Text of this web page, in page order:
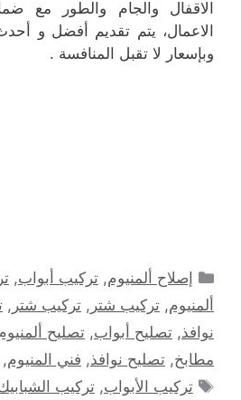
الاقفال والجام والطور مع
الاعمال، يتم تقديم أفضل و
وبإسعار لا تقبل المنافسة .
التصنيفات
إصلاح ألمنيوم,تركيب أبواب,
ألمنيوم, تركيب شتر , تركيب شتر ,
نوافذ, تصليح أبواب, تصليح
مطابخ, تصليح نوافذ, فني المنيوم,
الوسوم
تركيب الأبواب,تركيب